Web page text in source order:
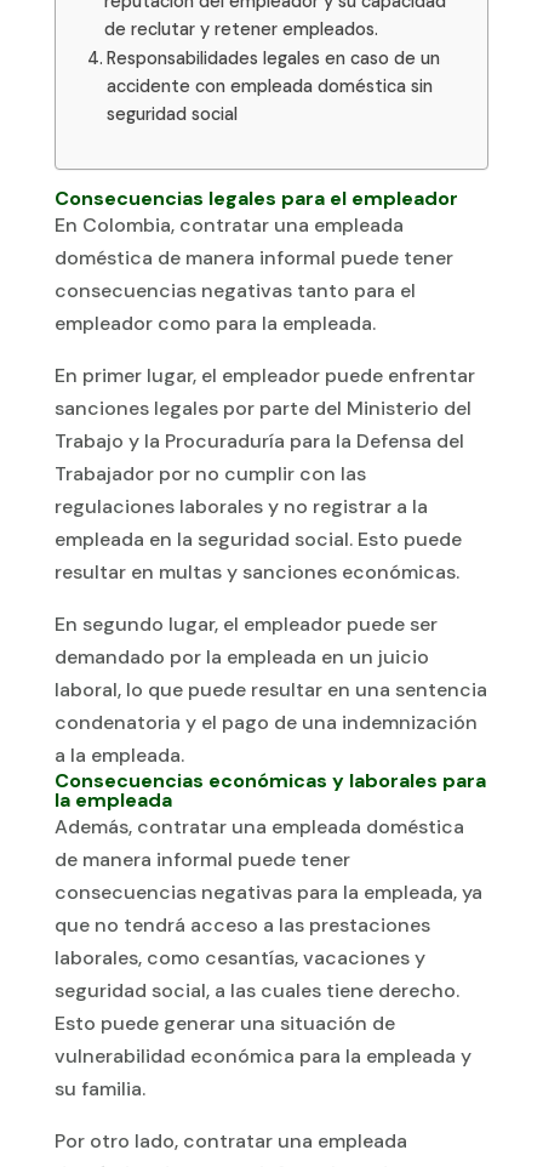
de reclutar y retener empleados.
Responsabilidades legales en caso de un
accidente con empleada doméstica sin
seguridad social
Consecuencias legales para el empleador
En Colombia, contratar una empleada
doméstica de manera informal puede tener
consecuencias negativas tanto para el
empleador como para la empleada.
En primer lugar, el empleador puede enfrentar
sanciones legales por parte del Ministerio del
Trabajo y la Procuraduría para la Defensa del
Trabajador por no cumplir con las
regulaciones laborales y no registrar a la
empleada en la seguridad social. Esto puede
resultar en multas y sanciones económicas.
En segundo lugar, el empleador puede ser
demandado por la empleada en un juicio
laboral, lo que puede resultar en una sentencia
condenatoria y el pago de una indemnización
a la empleada.
Consecuencias económicas y laborales para
la empleada
Además, contratar una empleada doméstica
de manera informal puede tener
consecuencias negativas para la empleada, ya
que no tendrá acceso a las prestaciones
laborales, como cesantías, vacaciones y
seguridad social, a las cuales tiene derecho.
Esto puede generar una situación de
vulnerabilidad económica para la empleada y
su familia.
Por otro lado, contratar una empleada